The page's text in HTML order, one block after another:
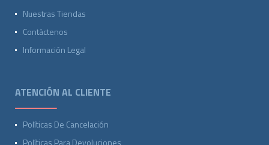
Nuestras Tiendas
Contáctenos
Información Legal
ATENCIÓN AL CLIENTE
Políticas De Cancelación